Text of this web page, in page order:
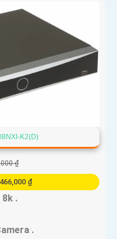
K2(D)
₫
₫
.
.